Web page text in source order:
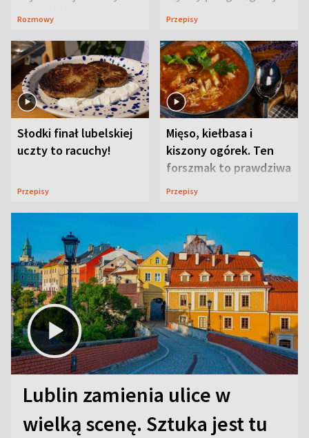
ją w Lublinie
Rozmowy Przepisy
Słodki finał lubelskiej
uczty to racuchy!
Przepisy
Mięso, kiełbasa i
kiszony ogórek. Ten
forszmak to prawdziwa
uczta
Przepisy
Lublin zamienia ulice w
wielką scenę. Sztuka jest tu